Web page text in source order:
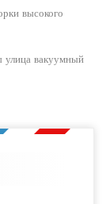
высокого
вакуумный